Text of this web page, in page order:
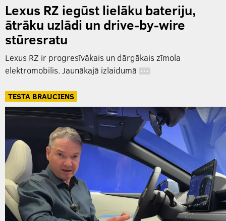
Lexus RZ iegūst lielāku bateriju,
ātrāku uzlādi un drive-by-wire
stūresratu
Lexus RZ ir progresīvākais un dārgākais zīmola
elektromobilis. Jaunākajā izlaidumā …
TESTA BRAUCIENS